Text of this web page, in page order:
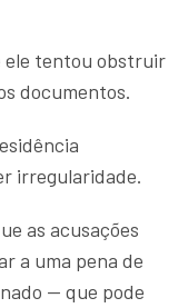
ele tentou obstruir
documentos.
irregularidade.
as acusações
a uma pena de
— que pode